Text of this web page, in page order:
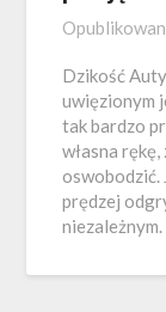
Dzikość
uwięzionym
tak bardzo
własna
oswobodzić.
prędzej
niezależnym.